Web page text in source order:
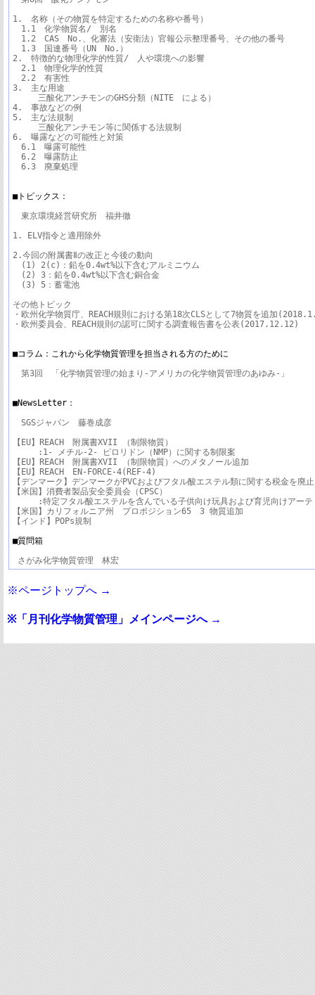
1.　名称（その物質を特定するための名称や番号）
1.1　化学物質名/　別名
1.2　CAS　No.、化審法（安衛法）官報公示整理番号、その他の番号
1.3　国連番号（UN　No.）
2.　特徴的な物理化学的性質/　人や環境への影響
2.1　物理化学的性質
2.2　有害性
3.　主な用途
三酸化アンチモンのGHS分類（NITE　による）
4.　事故などの例
5.　主な法規制
三酸化アンチモン等に関係する法規制
6.　曝露などの可能性と対策
6.1　曝露可能性
6.2　曝露防止
6.3　廃棄処理
■トピックス：
東京環境経営研究所　福井徹
1. ELV指令と適用除外
2.今回の附属書Ⅱの改正と今後の動向
(1) 2(c)：鉛を0.4wt%以下含むアルミニウム
(2) 3：鉛を0.4wt%以下含む銅合金
(3) 5：蓄電池
その他トピック
・欧州化学物質庁、REACH規則における第18次CLSとして7物質を追加
・欧州委員会、REACH規則の認可に関する調査報告書を公表(2017.12.12)
■コラム：これから化学物質管理を担当される方のために
第3回　「化学物質管理の始まり-アメリカの化学物質管理のあゆみ-」
■NewsLetter：
SGSジャパン　藤巻成彦
【EU】REACH　附属書XVII （制限物質）
:1- メチル-2- ピロリドン（NMP）に関する制限案
【EU】REACH　附属書XVII （制限物質）へのメタノール追加
【EU】REACH　EN-FORCE-4(REF-4)
【デンマーク】デンマークがPVCおよびフタル酸エステル類に関する税金を廃止
【米国】消費者製品安全委員会（CPSC）
:特定フタル酸エステルを含んでいる子供向け玩具および育児向けアーテ
【米国】カリフォルニア州　プロポジション65　3 物質追加
【インド】POPs規制
■質問箱
※ページトップへ →
※「月刊化学物質管理」メインページへ →